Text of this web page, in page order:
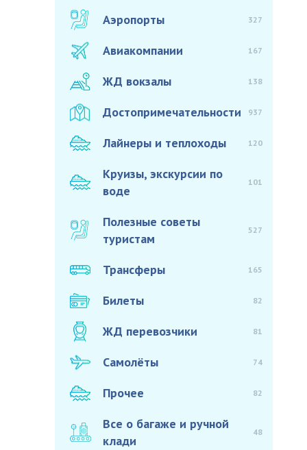
Аэропорты 327
Авиакомпании 167
ЖД вокзалы 138
Достопримечательности 937
Лайнеры и теплоходы 120
Круизы, экскурсии по
воде
101
Полезные советы
туристам
527
Трансферы 165
Билеты 82
ЖД перевозчики 81
Самолёты 74
Прочее 82
Все о багаже и ручной
клади
48